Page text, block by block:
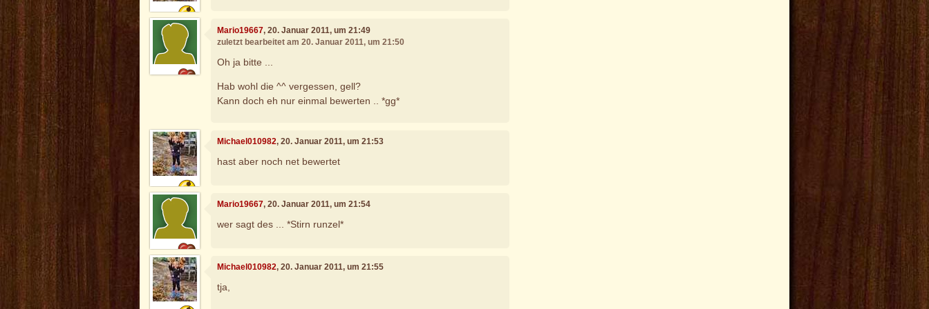
Mario19667, 20. Januar 2011, um 21:49
zuletzt bearbeitet am 20. Januar 2011, um 21:50
Oh ja bitte ...
Hab wohl die ^^ vergessen, gell?
Kann doch eh nur einmal bewerten .. *gg*
Michael010982, 20. Januar 2011, um 21:53
hast aber noch net bewertet
Mario19667, 20. Januar 2011, um 21:54
wer sagt des ... *Stirn runzel*
Michael010982, 20. Januar 2011, um 21:55
tja,